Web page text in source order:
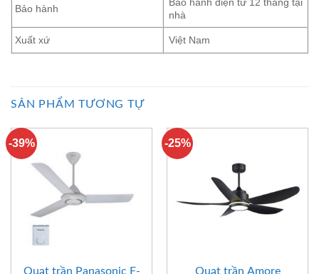
Bảo hành
nhà
Xuất xứ Việt Nam
SẢN PHẨM TƯƠNG TỰ
-39%
Quạt trần Panasonic F-
-25%
Quạt trần Amore